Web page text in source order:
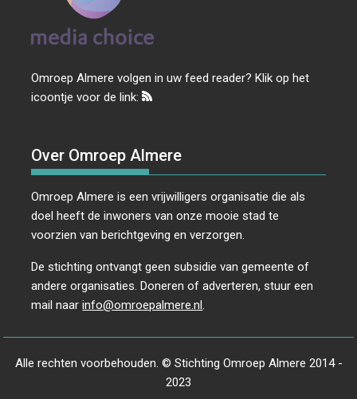
Omroep Almere volgen in uw feed reader? Klik op het
icoontje voor de link:
Over Omroep Almere
Omroep Almere is een vrijwilligers organisatie die als
doel heeft de inwoners van onze mooie stad te
voorzien van berichtgeving en verzorgen.
De stichting ontvangt geen subsidie van gemeente of
andere organisaties. Doneren of adverteren, stuur een
mail naarinfo@omroepalmere.nl.
Alle rechten voorbehouden. © Stichting Omroep Almere 2014 -
2023